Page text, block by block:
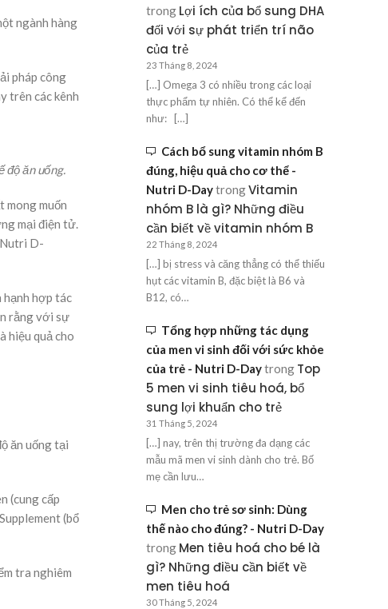
ngành hàng
pháp công
trên các kênh
độ ăn uống.
mong muốn
mại điện tử.
D-
hạnh hợp tác
rằng với sự
hiệu quả cho
ăn uống tại
(cung cấp
(bổ
tra nghiêm
trong Lợi ích của bổ sung DHA
đối với sự phát triển trí não
của trẻ
23 Tháng 8, 2024
[…] Omega 3 có nhiều trong các loại
thực phẩm tự nhiên. Có thể kể đến
như: […]
Cách bổ sung vitamin nhóm B
đúng, hiệu quả cho cơ thể -
Nutri D-DaytrongVitamin
nhóm B là gì? Những điều
cần biết về vitamin nhóm B
22 Tháng 8, 2024
[…] bị stress và căng thẳng có thể thiếu
hụt các vitamin B, đặc biệt là B6 và
B12, có…
Tổng hợp những tác dụng
của men vi sinh đối với sức khỏe
của trẻ - Nutri D-Daytrong Top
5 men vi sinh tiêu hoá, bổ
sung lợi khuẩn cho trẻ
31 Tháng 5, 2024
[…] nay, trên thị trường đa dạng các
mẫu mã men vi sinh dành cho trẻ. Bố
mẹ cần lưu…
Men cho trẻ sơ sinh: Dùng
thế nào cho đúng? - Nutri D-Day
trong Men tiêu hoá cho bé là
gì? Những điều cần biết về
men tiêu hoá
30 Tháng 5, 2024